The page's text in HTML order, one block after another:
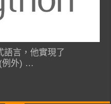
語言，他實現了
例外) …